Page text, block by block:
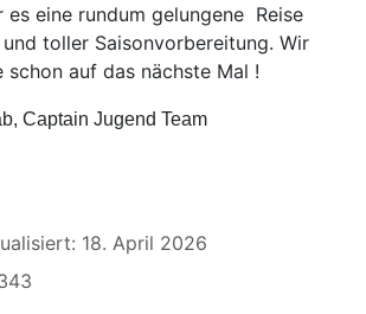
es eine rundum gelungene Reise
toller Saisonvorbereitung. Wir
schon auf das nächste Mal !
Captain Jugend Team
18. April 2026